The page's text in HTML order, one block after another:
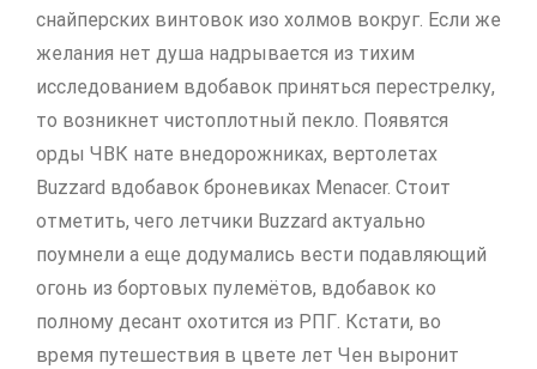
снайперских винтовок изо холмов вокруг. Если же
желания нет душа надрывается из тихим
исследованием вдобавок приняться перестрелку,
то возникнет чистоплотный пекло. Появятся
орды ЧВК нате внедорожниках, вертолетах
Buzzard вдобавок броневиках Menacer. Стоит
отметить, чего летчики Buzzard актуально
поумнели а еще додумались вести подавляющий
огонь из бортовых пулемётов, вдобавок ко
полному десант охотится из РПГ. Кстати, во
время путешествия в цвете лет Чен выронит